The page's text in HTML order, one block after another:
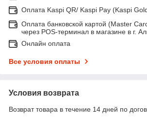
Оплата Kaspi QR/ Kaspi Pay (Kaspi
Оплата банковской картой (Master
через POS-терминал в магазине в г.
Онлайн оплата
Все условия оплаты
Условия возврата
Возврат товара в течение 14 дней по